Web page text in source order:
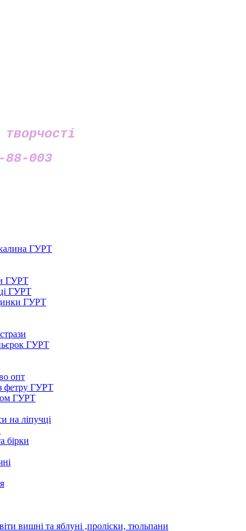
88-003
ГУРТ
ГУРТ
ГУРТ
ГУРТ
ГУРТ
опт
фетру ГУРТ
ГУРТ
на ліпучці
бірки
вишні та яблуні ,проліски, тюльпани